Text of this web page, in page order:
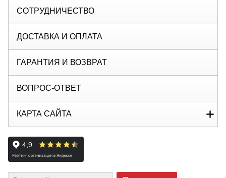
СОТРУДНИЧЕСТВО
ДОСТАВКА И ОПЛАТА
ГАРАНТИЯ И ВОЗВРАТ
ВОПРОС-ОТВЕТ
КАРТА САЙТА